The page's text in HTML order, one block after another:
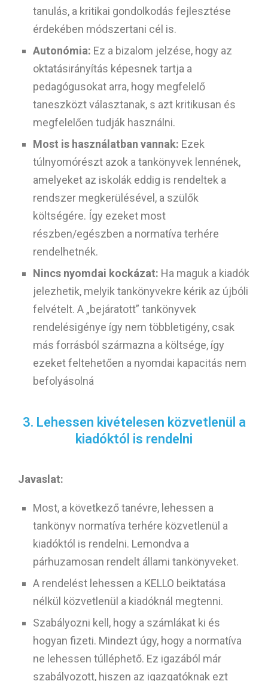
tanulás, a kritikai gondolkodás fejlesztése
érdekében módszertani cél is.
Autonómia: Ez a bizalom jelzése, hogy az
oktatásirányítás képesnek tartja a
pedagógusokat arra, hogy megfelelő
taneszközt választanak, s azt kritikusan és
megfelelően tudják használni.
Most is használatban vannak: Ezek
túlnyomórészt azok a tankönyvek lennének,
amelyeket az iskolák eddig is rendeltek a
rendszer megkerülésével, a szülők
költségére. Így ezeket most
részben/egészben a normatíva terhére
rendelhetnék.
Nincs nyomdai kockázat: Ha maguk a kiadók
jelezhetik, melyik tankönyvekre kérik az újbóli
felvételt. A „bejáratott” tankönyvek
rendelésigénye így nem többletigény, csak
más forrásból származna a költsége, így
ezeket feltehetően a nyomdai kapacitás nem
befolyásolná
3. Lehessen kivételesen közvetlenül a
kiadóktól is rendelni
Javaslat:
Most, a következő tanévre, lehessen a
tankönyv normatíva terhére közvetlenül a
kiadóktól is rendelni. Lemondva a
párhuzamosan rendelt állami tankönyveket.
A rendelést lehessen a KELLO beiktatása
nélkül közvetlenül a kiadóknál megtenni.
Szabályozni kell, hogy a számlákat ki és
hogyan fizeti. Mindezt úgy, hogy a normatíva
ne lehessen túlléphető. Ez igazából már
szabályozott, hiszen az igazgatóknak ezt